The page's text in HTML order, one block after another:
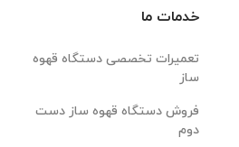
خدمات ما
تعمیرات تخصصی دستگاه قهوه
ساز
فروش دستگاه قهوه ساز دست
دوم